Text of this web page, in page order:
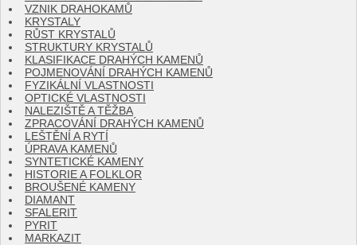
VZNIK DRAHOKAMŮ
KRYSTALY
RŮST KRYSTALŮ
STRUKTURY KRYSTALŮ
KLASIFIKACE DRAHÝCH KAMENŮ
POJMENOVÁNÍ DRAHÝCH KAMENŮ
FYZIKÁLNÍ VLASTNOSTI
OPTICKÉ VLASTNOSTI
NALEZIŠTĚ A TĚŽBA
ZPRACOVÁNÍ DRAHÝCH KAMENŮ
LEŠTĚNÍ A RYTÍ
ÚPRAVA KAMENŮ
SYNTETICKÉ KAMENY
HISTORIE A FOLKLOR
BROUŠENÉ KAMENY
DIAMANT
SFALERIT
PYRIT
MARKAZIT